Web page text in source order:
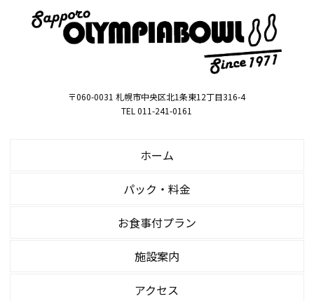
〒060-0031 札幌市中央区北1条東12丁目316-4
TEL 011-241-0161
ホーム
パック・料金
お食事付プラン
施設案内
アクセス